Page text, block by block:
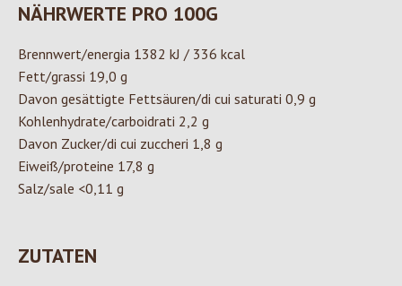
NÄHRWERTE PRO 100G
Brennwert/energia 1382 kJ / 336 kcal
Fett/grassi 19,0 g
Davon gesättigte Fettsäuren/di cui saturati 0,9 g
Kohlenhydrate/carboidrati 2,2 g
Davon Zucker/di cui zuccheri 1,8 g
Eiweiß/proteine 17,8 g
Salz/sale <0,11 g
ZUTATEN